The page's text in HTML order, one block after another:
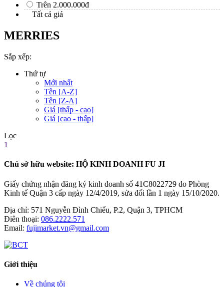
Trên 2.000.000đ
Tất cả giá
MERRIES
Sắp xếp:
Thứ tự
Mới nhất
Tên [A-Z]
Tên [Z-A]
Giá [thấp - cao]
Giá [cao - thấp]
Lọc
1
Chủ sở hữu website: HỘ KINH DOANH FU JI
Giấy chứng nhận đăng ký kinh doanh số 41C8022729 do Phòng
Kinh tế Quận 3 cấp ngày 12/4/2019, sửa đổi lần 1 ngày 15/10/2020.
Địa chỉ: 571 Nguyễn Đình Chiểu, P.2, Quận 3, TPHCM
Điên thoại: 086.2222.571
Email: fujimarket.vn@gmail.com
Giới thiệu
Về chúng tôi